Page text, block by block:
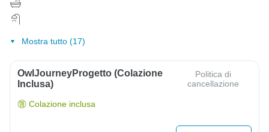
Mostra tutto (17)
OwlJourneyProgetto (colazione
Inclusa)
Politica di
cancellazione
Colazione inclusa